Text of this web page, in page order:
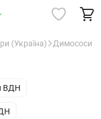
(Україна) Димососи
ВДН